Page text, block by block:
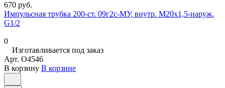
670 руб.
Импульсная трубка 200-ст. 09г2с-МУ, внутр. М20х1,5-наруж.
G1/2
0
Изготавливается под заказ
Арт. O4546
В корзину В корзине